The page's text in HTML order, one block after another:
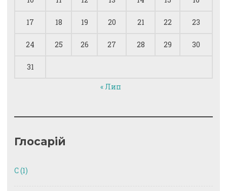
17 18 19 20 21 22 23
24 25 26 27 28 29 30
31
« Лип
Глосарій
C(1)